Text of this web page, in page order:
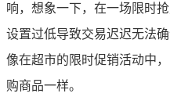
响，想象一下，在一场限时
设置过低导致交易迟迟无法
像在超市的限时促销活动中
购商品一样。